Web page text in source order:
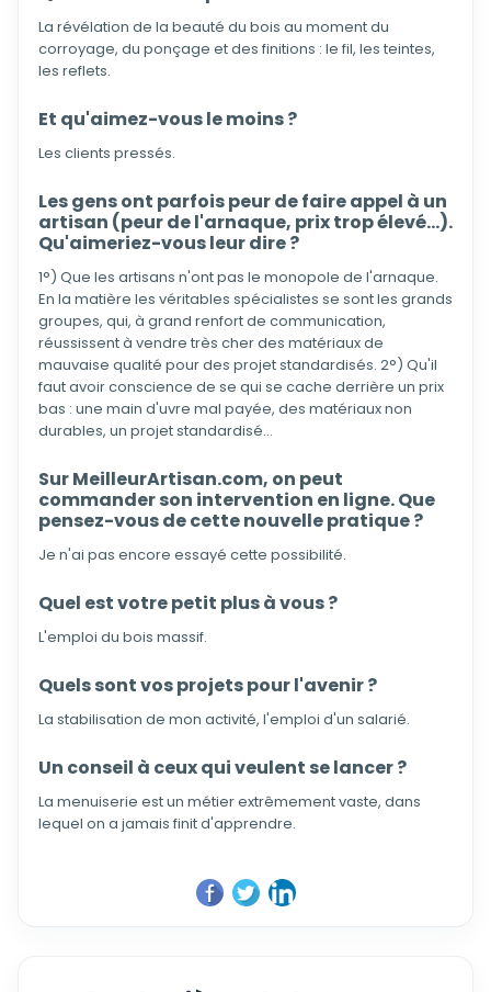
La révélation de la beauté du bois au moment du
corroyage, du ponçage et des finitions : le fil, les teintes,
les reflets.
Et qu'aimez-vous le moins ?
Les clients pressés.
Les gens ont parfois peur de faire appel à un
artisan (peur de l'arnaque, prix trop élevé...).
Qu'aimeriez-vous leur dire ?
1°) Que les artisans n'ont pas le monopole de l'arnaque.
En la matière les véritables spécialistes se sont les grands
groupes, qui, à grand renfort de communication,
réussissent à vendre très cher des matériaux de
mauvaise qualité pour des projet standardisés. 2°) Qu'il
faut avoir conscience de se qui se cache derrière un prix
bas : une main d'uvre mal payée, des matériaux non
durables, un projet standardisé...
Sur MeilleurArtisan.com, on peut
commander son intervention en ligne. Que
pensez-vous de cette nouvelle pratique ?
Je n'ai pas encore essayé cette possibilité.
Quel est votre petit plus à vous ?
L'emploi du bois massif.
Quels sont vos projets pour l'avenir ?
La stabilisation de mon activité, l'emploi d'un salarié.
Un conseil à ceux qui veulent se lancer ?
La menuiserie est un métier extrêmement vaste, dans
lequel on a jamais finit d'apprendre.